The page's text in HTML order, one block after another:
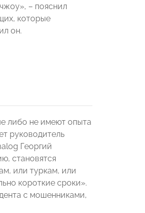
– пояснил
которые
он.
либо не имеют опыта
руководитель
Георгий
становятся
или туркам, или
короткие сроки».
с мошенниками,